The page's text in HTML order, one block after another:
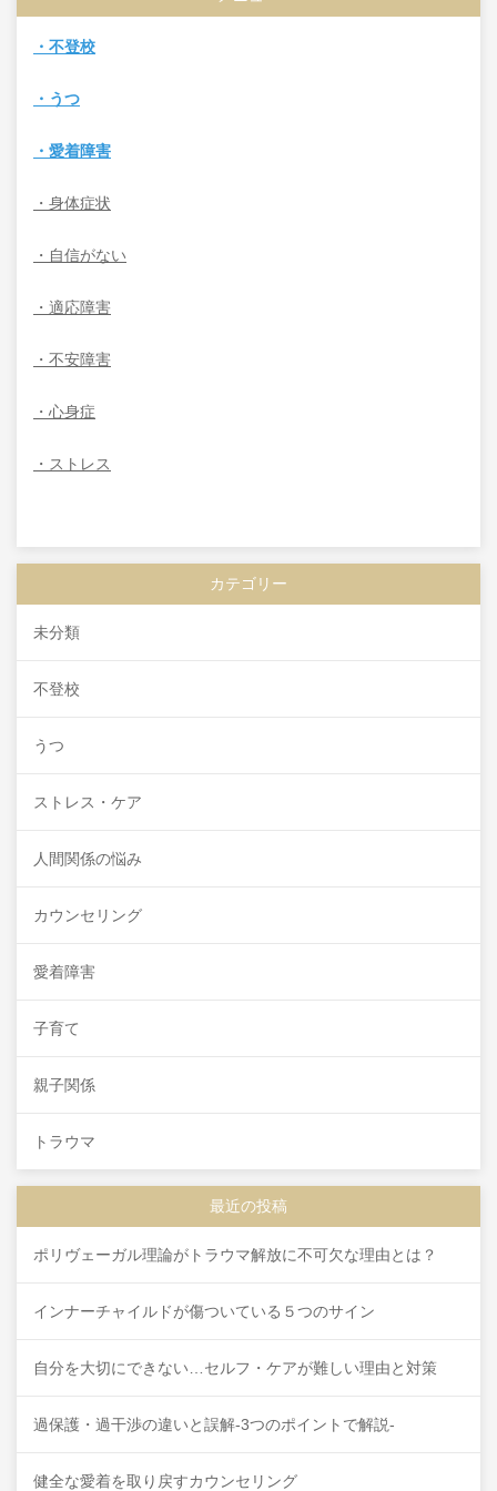
・不登校
・うつ
・愛着障害
・身体症状
・自信がない
・適応障害
・不安障害
・心身症
・ストレス
カテゴリー
未分類
不登校
うつ
ストレス・ケア
人間関係の悩み
カウンセリング
愛着障害
子育て
親子関係
トラウマ
最近の投稿
ポリヴェーガル理論がトラウマ解放に不可欠な理由とは？
インナーチャイルドが傷ついている５つのサイン
自分を大切にできない…セルフ・ケアが難しい理由と対策
過保護・過干渉の違いと誤解-3つのポイントで解説-
健全な愛着を取り戻すカウンセリング